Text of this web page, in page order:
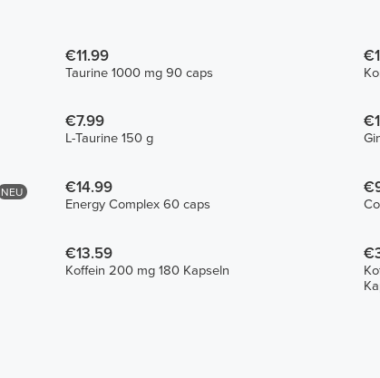
€11.99
Taurine 1000 mg 90 caps
€7.99
L-Taurine 150 g
NEU €14.99
Energy Complex 60 caps
€13.59
Koffein 200 mg 180 Kapseln